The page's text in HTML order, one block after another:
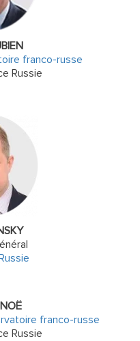
franco-russe
Russie
franco-russe
Russie